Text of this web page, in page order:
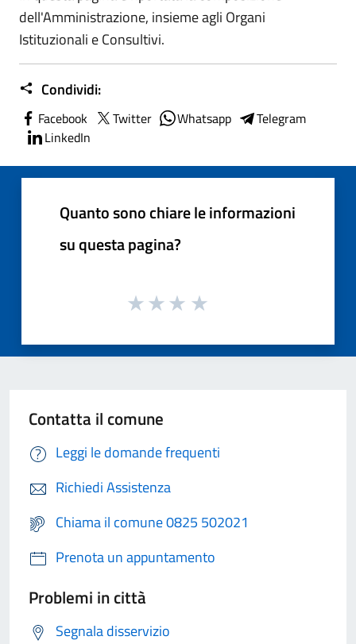
dell'Amministrazione, insieme agli Organi
Istituzionali e Consultivi.
Condividi:
Facebook Twitter Whatsapp
Telegram
LinkedIn
Quanto sono chiare le informazioni
su questa pagina?
Contatta il comune
Leggi le domande frequenti
Richiedi Assistenza
Chiama il comune 0825 502021
Prenota un appuntamento
Problemi in città
Segnala disservizio